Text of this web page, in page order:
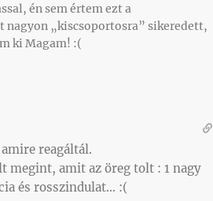
én sem értem ezt a
nagyon „kiscsoportosra” sikeredett,
ki Magam! :(
reagáltál.
megint, amit az öreg tolt : 1 nagy
és rosszindulat… :(